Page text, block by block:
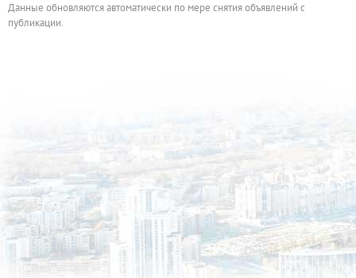
Данные обновляются автоматически по мере снятия объявлений с
публикации.